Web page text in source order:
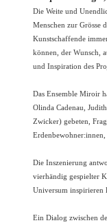
Die Weite und
Menschen zur Grösse
Kunstschaffende
können, der Wunsch,
und Inspiration des
Das Ensemble Miroir
Olinda Cadenau,
Zwicker) gebeten,
Erdenbewohner:innen,
Die Inszenierung
vierhändig gespielter
Universum inspirieren
Ein Dialog zwischen